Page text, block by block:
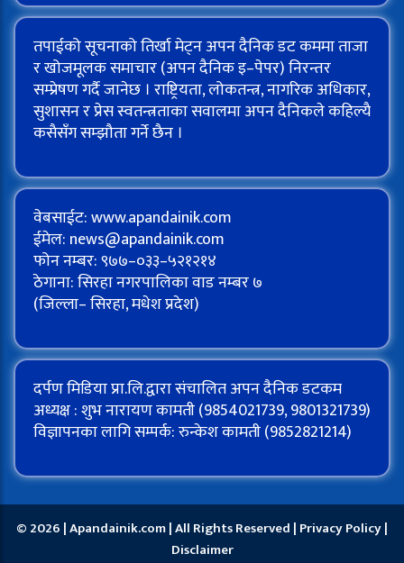
तपाईको सूचनाको तिर्खा मेट्न अपन दैनिक डट कममा ताजा
र खोजमूलक समाचार (अपन दैनिक इ–पेपर) निरन्तर
सम्प्रेषण गर्दै जानेछ । राष्ट्रियता, लोकतन्त्र, नागरिक अधिकार,
सुशासन र प्रेस स्वतन्त्रताका सवालमा अपन दैनिकले कहिल्यै
कसैसँग सम्झौता गर्ने छैन ।
वेबसाईट: www.apandainik.com
ईमेल: news@apandainik.com
फोन नम्बर: ९७७–०३३–५२१२१४
ठेगाना: सिरहा नगरपालिका वाड नम्बर ७
(जिल्ला– सिरहा, मधेश प्रदेश)
दर्पण मिडिया प्रा.लि.द्वारा संचालित अपन दैनिक डटकम
अध्यक्ष : शुभ नारायण कामती (9854021739, 9801321739)
विज्ञापनका लागि सम्पर्क: रुन्केश कामती (9852821214)
© 2026 | Apandainik.com | All Rights Reserved | Privacy Policy|
Disclaimer